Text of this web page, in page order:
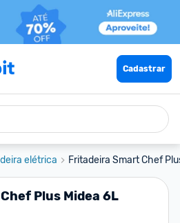
Cadastrar
elétrica Fritadeira Smart Chef
Plus Midea 6L